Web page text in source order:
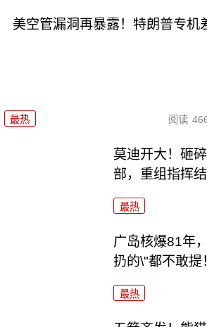
美空管漏洞再暴露！特朗普专机
最热 阅读
莫迪开大！砸
部，重组指挥
最热
广岛核爆81年
扔的\"都不敢提
最热